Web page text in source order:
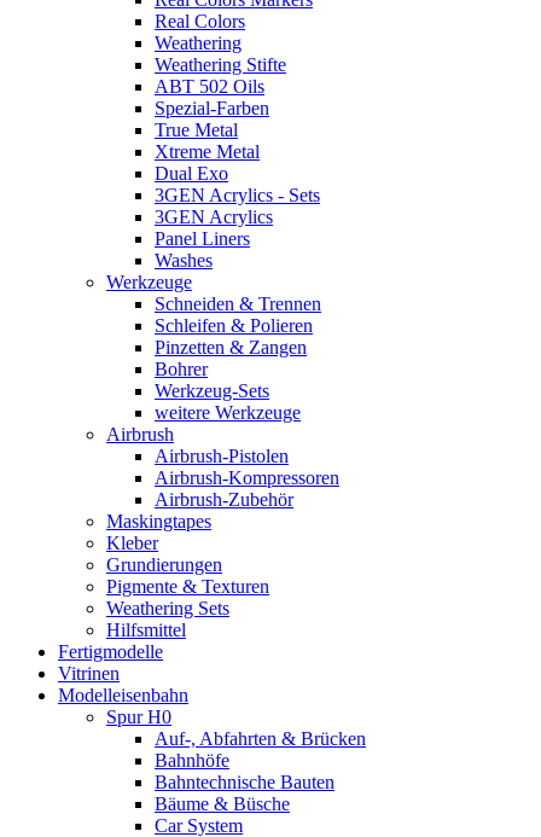
Real Colors
Weathering
Weathering Stifte
ABT 502 Oils
Spezial-Farben
True Metal
Xtreme Metal
Dual Exo
3GEN Acrylics - Sets
3GEN Acrylics
Panel Liners
Washes
Werkzeuge
Schneiden & Trennen
Schleifen & Polieren
Pinzetten & Zangen
Bohrer
Werkzeug-Sets
weitere Werkzeuge
Airbrush
Airbrush-Pistolen
Airbrush-Kompressoren
Airbrush-Zubehör
Maskingtapes
Kleber
Grundierungen
Pigmente & Texturen
Weathering Sets
Hilfsmittel
Fertigmodelle
Vitrinen
Modelleisenbahn
Spur H0
Auf-, Abfahrten & Brücken
Bahnhöfe
Bahntechnische Bauten
Bäume & Büsche
Car System